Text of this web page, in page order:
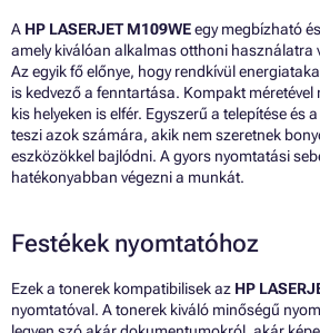
A HP LASERJET M109WEegy megbízható
amely kiválóan alkalmas otthoni használatra
Az egyik fő előnye, hogy rendkívül
is kedvező a fenntartása. Kompakt méretével
kis helyeken is elfér. Egyszerű a telepítése és
teszi azok számára, akik nem szeretnek
eszközökkel bajlódni. A gyors nyomtatási
hatékonyabban végezni a munkát.
Festékek nyomtatóhoz
Ezek a tonerek kompatibilisek az HP
nyomtatóval. A tonerek kiváló minőségű